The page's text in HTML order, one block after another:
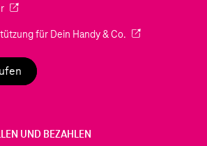
(Wird in einem neuen Tab geöffnet)
für Dein Handy & Co. (Wird in einem
UND BEZAHLEN